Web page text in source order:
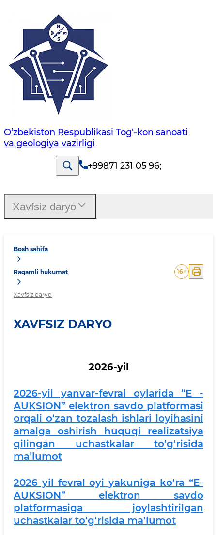
O‘zbekiston Respublikasi Tog‘-kon sanoati
va geologiya vazirligi
+99871 231 05 96;
Bosh sahifa
Raqamli hukumat
Xavfsiz daryo
16+
XAVFSIZ DARYO
2026-yil
2026-yil yanvar-fevral oylarida “E -
AUKSION” elektron savdo platformasi
orqali o‘zan tozalash ishlari loyihasini
amalga oshirish huquqi realizatsiya
qilingan uchastkalar to‘g‘risida
ma’lumot
2026 yil fevral oyi yakuniga ko‘ra “E-
AUKSION” elektron savdo
platformasiga joylashtirilgan
uchastkalar to‘g‘risida ma’lumot
Xavfsiz daryo